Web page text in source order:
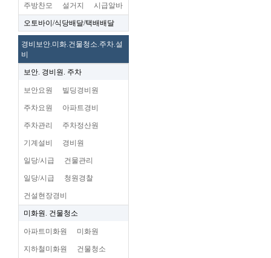
주방찬모 설거지 시급알바
오토바이/식당배달/택배배달
경비보안.미화.건물청소.주차.설
비
보안. 경비원. 주차
보안요원 빌딩경비원
주차요원 아파트경비
주차관리 주차정산원
기계설비 경비원
일당/시급 건물관리
일당/시급 청원경찰
건설현장경비
미화원. 건물청소
아파트미화원 미화원
지하철미화원 건물청소